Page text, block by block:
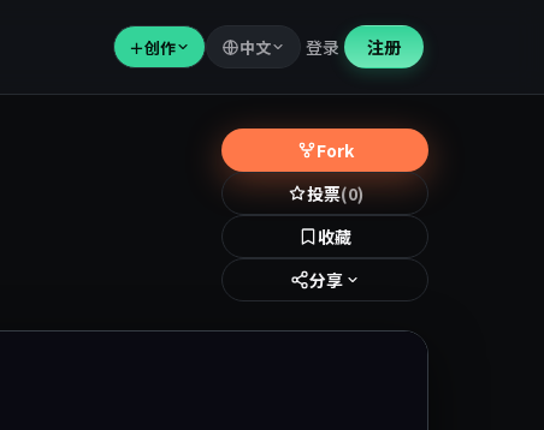
＋创作 中文 登录 注册
Fork
投票(0)
收藏
分享